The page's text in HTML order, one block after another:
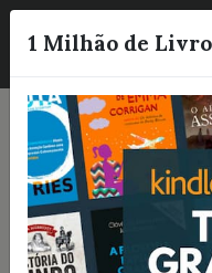
1 Milhão de